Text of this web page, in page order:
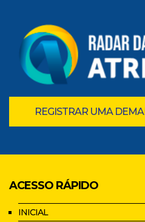
REGISTRAR UMA
ACESSO RÁPIDO
INICIAL